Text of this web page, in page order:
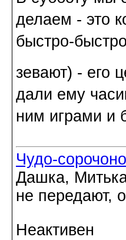
делаем - это
быстро-
зевают) - его
дали ему
ним играми и
Чудо-
Дашка,
не передают,
Неактивен